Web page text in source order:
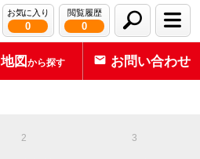
お気に入り
0
閲覧履歴
0
地図から探す お問い合わせ